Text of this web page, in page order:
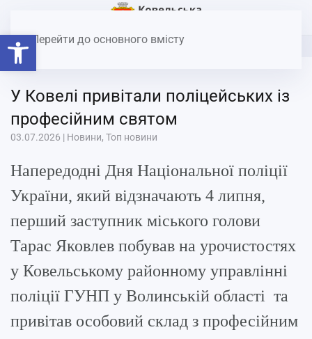
Відкрити Панель інструментів
Перейти до основного вмісту
професійним святом
У Ковелі привітали поліцейських із
професійним святом
03.07.2026 | Новини, Топ новини
Напередодні Дня Національної поліції
України, який відзначають 4 липня,
перший заступник міського голови
Тарас Яковлев побував на урочистостях
у Ковельському районному управлінні
поліції ГУНП у Волинській області та
привітав особовий склад з професійним